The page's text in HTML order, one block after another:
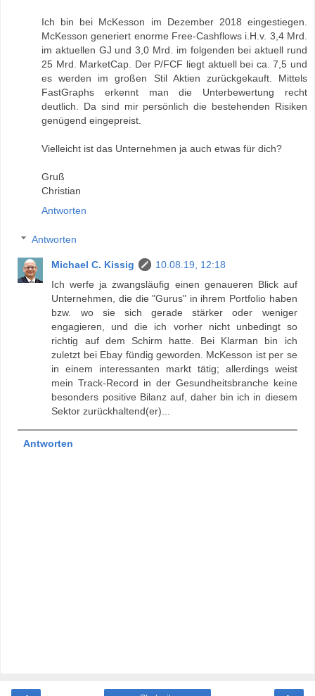
Ich bin bei McKesson im Dezember 2018 eingestiegen.
McKesson generiert enorme Free-Cashflows i.H.v. 3,4 Mrd.
im aktuellen GJ und 3,0 Mrd. im folgenden bei aktuell rund
25 Mrd. MarketCap. Der P/FCF liegt aktuell bei ca. 7,5 und
es werden im großen Stil Aktien zurückgekauft. Mittels
FastGraphs erkennt man die Unterbewertung recht
deutlich. Da sind mir persönlich die bestehenden Risiken
genügend eingepreist.
Vielleicht ist das Unternehmen ja auch etwas für dich?
Gruß
Christian
Antworten
Antworten
Michael C. Kissig
10.08.19, 12:18
Ich werfe ja zwangsläufig einen genaueren Blick auf
Unternehmen, die die "Gurus" in ihrem Portfolio haben
bzw. wo sie sich gerade stärker oder weniger
engagieren, und die ich vorher nicht unbedingt so
richtig auf dem Schirm hatte. Bei Klarman bin ich
zuletzt bei Ebay fündig geworden. McKesson ist per se
in einem interessanten markt tätig; allerdings weist
mein Track-Record in der Gesundheitsbranche keine
besonders positive Bilanz auf, daher bin ich in diesem
Sektor zurückhaltend(er)...
Antworten